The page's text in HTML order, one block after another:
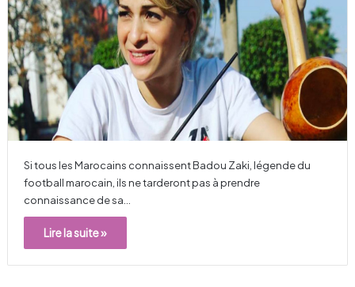
Si tous les Marocains connaissent Badou Zaki, légende du
football marocain, ils ne tarderont pas à prendre
connaissance de sa…
Lire la suite »